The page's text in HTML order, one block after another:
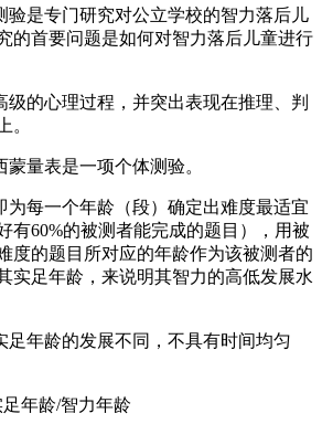
专门研究对公立学校的智力落后儿
的首要问题是如何对智力落后儿童进行
的心理过程，并突出表现在推理、判
。
量表是一项个体测验。
一个年龄（段）确定出难度最适宜
有60%的被测者能完成的题目），用被
度的题目所对应的年龄作为该被测者的
实足年龄，来说明其智力的高低发展水
年龄的发展不同，不具有时间均匀
年龄/智力年龄